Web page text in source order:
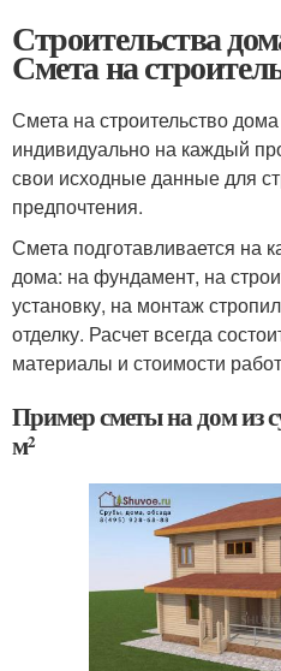
Строительства
Смета на
Смета на строительство
индивидуально на каждый
свои исходные данные для
предпочтения.
Смета подготавливается на
дома: на фундамент, на
установку, на монтаж
отделку. Расчет всегда
материалы и стоимости
Пример сметы на дом из
м²